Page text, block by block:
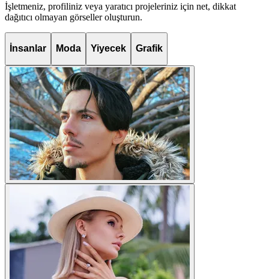
İşletmeniz, profiliniz veya yaratıcı projeleriniz için net, dikkat
dağıtıcı olmayan görseller oluşturun.
İnsanlar Moda Yiyecek Grafik